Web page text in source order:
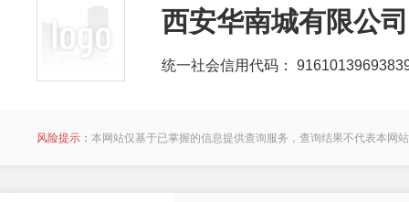
西安华南城有限公司
统一社会信用代码：
风险提示： 本网站仅基于已掌握的信息提供查询服务，查询结果不代表本网